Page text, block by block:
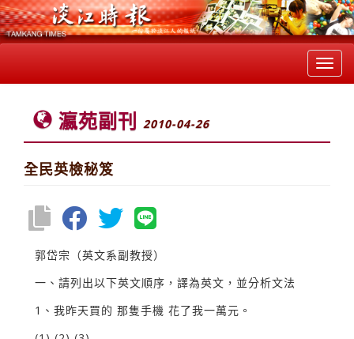
瀛苑副刊 2010-04-26
全民英檢秘笈
郭岱宗（英文系副教授）
一、請列出以下英文順序，譯為英文，並分析文法
1、我昨天買的 那隻手機 花了我一萬元。